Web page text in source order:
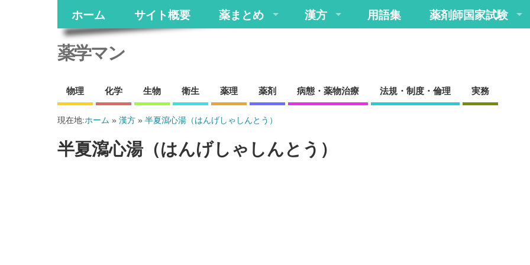
ホーム サイト概要 薬まとめ 漢方 用語集 薬剤師国家試験
薬学マン
物理 化学 生物 衛生 薬理 薬剤 病態・薬物治療 法規・制度・倫理 実務
現在地:ホーム » 漢方 » 半夏瀉心湯（はんげしゃしんとう）
半夏瀉心湯（はんげしゃしんとう）